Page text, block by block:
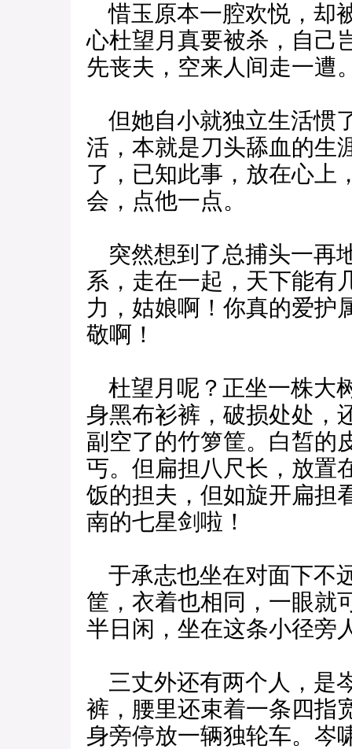
惜玉原本一腔欢悦，却
心杜望月真要被杀，自己
先丧夫，空来人间走一遭
但她自小就独立生活惯
活，本就是刀头舔血的生
了，已知此事，放在心上
会，点他一点。
突然想到了总捕头一再
系，走在一起，天下能有
力，姑娘啊！你真的爱护
敬啊！
杜望月呢？正坐一株大
身黑布衫裤，破损处处，
副空了的竹箩筐。白皙的
丐。但扁担八尺长，放置
饭的担夫，但如旋开扁担
南的七星剑啦！
于承志也坐在对面下不
筐，衣着也相同，一眼就
半日闲，坐在这条小径旁
三丈外还有两个人，是
裤，腰里还束着一条四指
身旁停放一辆独轮车。岑